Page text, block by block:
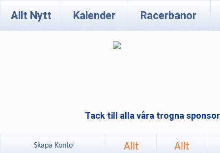
Allt Nytt Kalender Racerbanor
Tack till alla våra trogna
Skapa Konto
Allt
Allt